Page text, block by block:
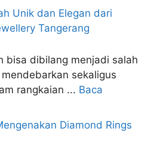
Unik dan Elegan dari
Tangerang
bisa dibilang menjadi salah
sekaligus
rangkaian ... Baca
Diamond Rings